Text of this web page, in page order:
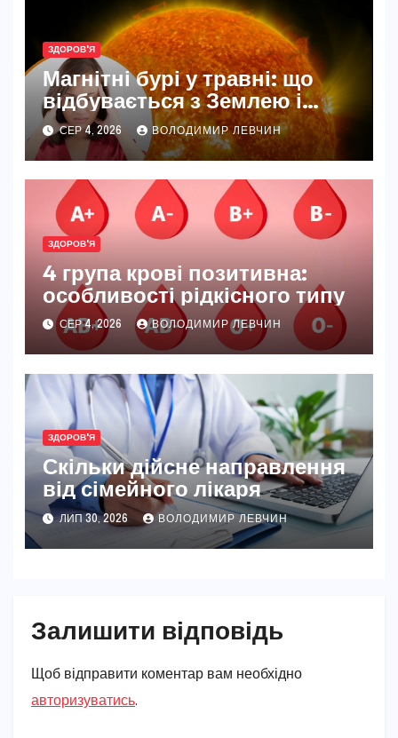
ЗДОРОВ'Я
Магнітні бурі у травні: що
відбувається з Землею і
нашим самопочуттям
СЕР 4, 2026 ВОЛОДИМИР ЛЕВЧИН
ЗДОРОВ'Я
4 група крові позитивна:
особливості рідкісного типу
СЕР 4, 2026 ВОЛОДИМИР ЛЕВЧИН
ЗДОРОВ'Я
Скільки дійсне направлення
від сімейного лікаря
ЛИП 30, 2026 ВОЛОДИМИР ЛЕВЧИН
Залишити відповідь
Щоб відправити коментар вам необхідно
авторизуватись.